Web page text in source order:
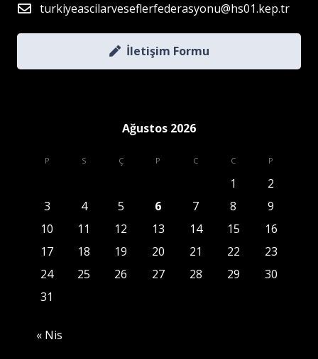
turkiyeascilarveseflerfederasyonu@hs01.kep.tr
İletişim Formu
Ağustos 2026
P S Ç P C C P
1
2
3
4 5 6 7 8
9
10
11 12 13 14 15
16
17
18 19 20 21 22
23
24
25 26 27 28 29
30
31
« Nis